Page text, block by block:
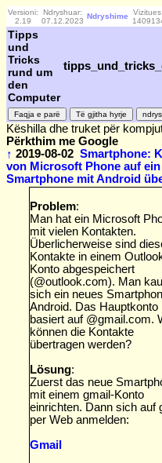
Versioni:
2.19
Ndryshuar:
07.12.2023
Ndryshime
Vizitues:
Tipps
und
Tricks
rund um
den
Computer
Këshilla dhe truket për
Përkthim me Google
↑ 2019-08-02 Smartphone:
von Microsoft Phone auf ein
Smartphone mit Android
Problem:
Man hat ein Microsoft
mit vielen Kontakten.
Überlicherweise sind
Kontakte in einem
Konto abgespeichert
(@outlook.com). Man
sich ein neues
Android. Das Hauptkonto
basiert auf @gmail.com.
können die Kontakte
übertragen werden?
Lösung:
Zuerst das neue
mit einem gmail-Konto
einrichten. Dann sich auf
per Web anmelden:
Gmail